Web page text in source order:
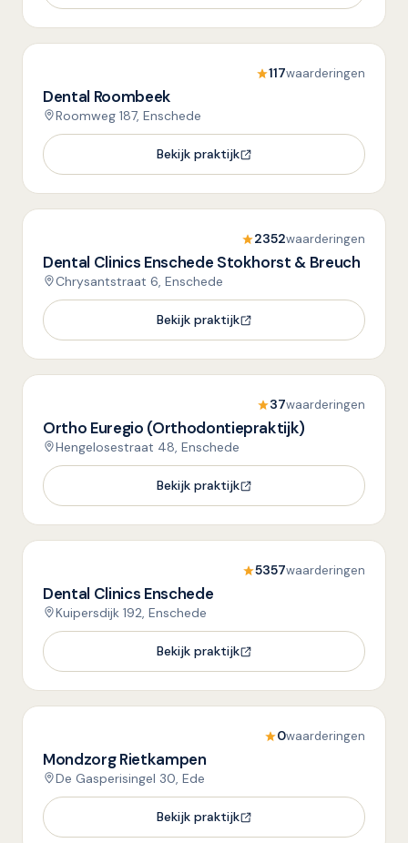
117waarderingen
Dental Roombeek
Roomweg 187, Enschede
Bekijk praktijk
2352waarderingen
Dental Clinics Enschede Stokhorst & Breuch
Chrysantstraat 6, Enschede
Bekijk praktijk
37waarderingen
Ortho Euregio (Orthodontiepraktijk)
Hengelosestraat 48, Enschede
Bekijk praktijk
5357waarderingen
Dental Clinics Enschede
Kuipersdijk 192, Enschede
Bekijk praktijk
0waarderingen
Mondzorg Rietkampen
De Gasperisingel 30, Ede
Bekijk praktijk